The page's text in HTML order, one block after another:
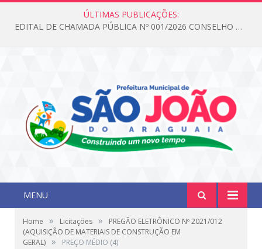
ÚLTIMAS PUBLICAÇÕES:
EDITAL DE CHAMADA PÚBLICA Nº 001/2026 CONSELHO DOS DIREITOS DA CRIANÇA E DO ADOLESCENTE
MENU
Home » Licitações »
PREGÃO ELETRÔNICO Nº 2021/012
(AQUISIÇÃO DE MATERIAIS DE CONSTRUÇÃO EM
GERAL) » PREÇO MÉDIO (4)